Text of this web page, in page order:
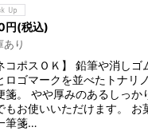
円(税込)
あり
コポスＯＫ】 鉛筆や消し
ロゴマークを並べたトナリ
箋。 やや厚みのあるしっか
もお使いいただけます。 お
筆箋…